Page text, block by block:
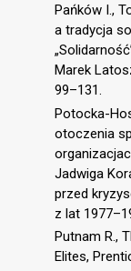
Pańków I.,
a tradycja
Marek
99–131.
Potocka-
otoczenia
Jadwiga
przed
z lat
Putnam R.,
Elites,